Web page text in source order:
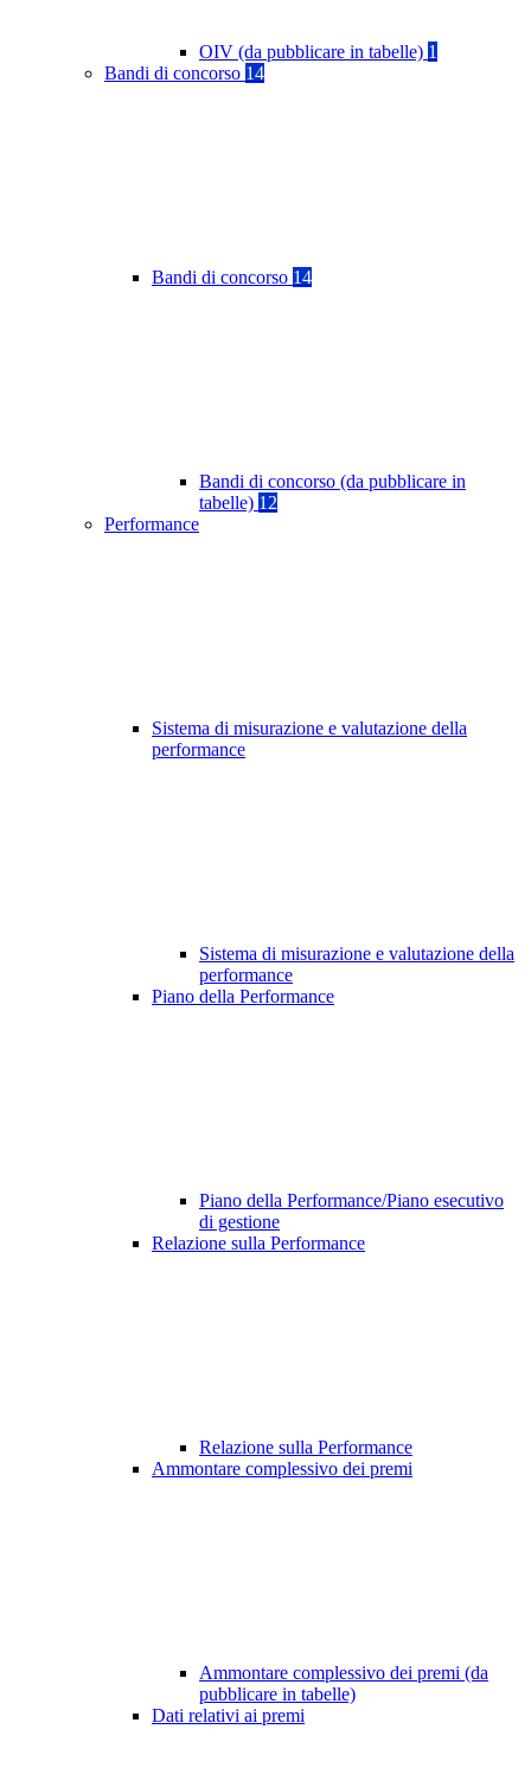
OIV (da pubblicare in tabelle) 1
Bandi di concorso 14
Bandi di concorso 14
Bandi di concorso (da pubblicare in
tabelle) 12
Performance
Sistema di misurazione e valutazione della
performance
Sistema di misurazione e valutazione della
performance
Piano della Performance
Piano della Performance/Piano esecutivo
di gestione
Relazione sulla Performance
Relazione sulla Performance
Ammontare complessivo dei premi
Ammontare complessivo dei premi (da
pubblicare in tabelle)
Dati relativi ai premi